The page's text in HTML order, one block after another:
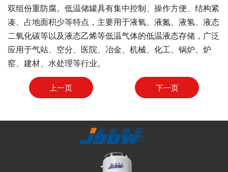
双组份重防腐。低温储罐具有集中控制、操作方便、结构紧
凑、占地面积少等特点，主要用于液氧、液氮、液氢、液态
二氧化碳等以及液态乙烯等低温气体的低温液态存储，广泛
应用于气站、空分、医院、冶金、机械、化工、锅炉、炉
窑、建材、水处理等行业。
上一页 下一页